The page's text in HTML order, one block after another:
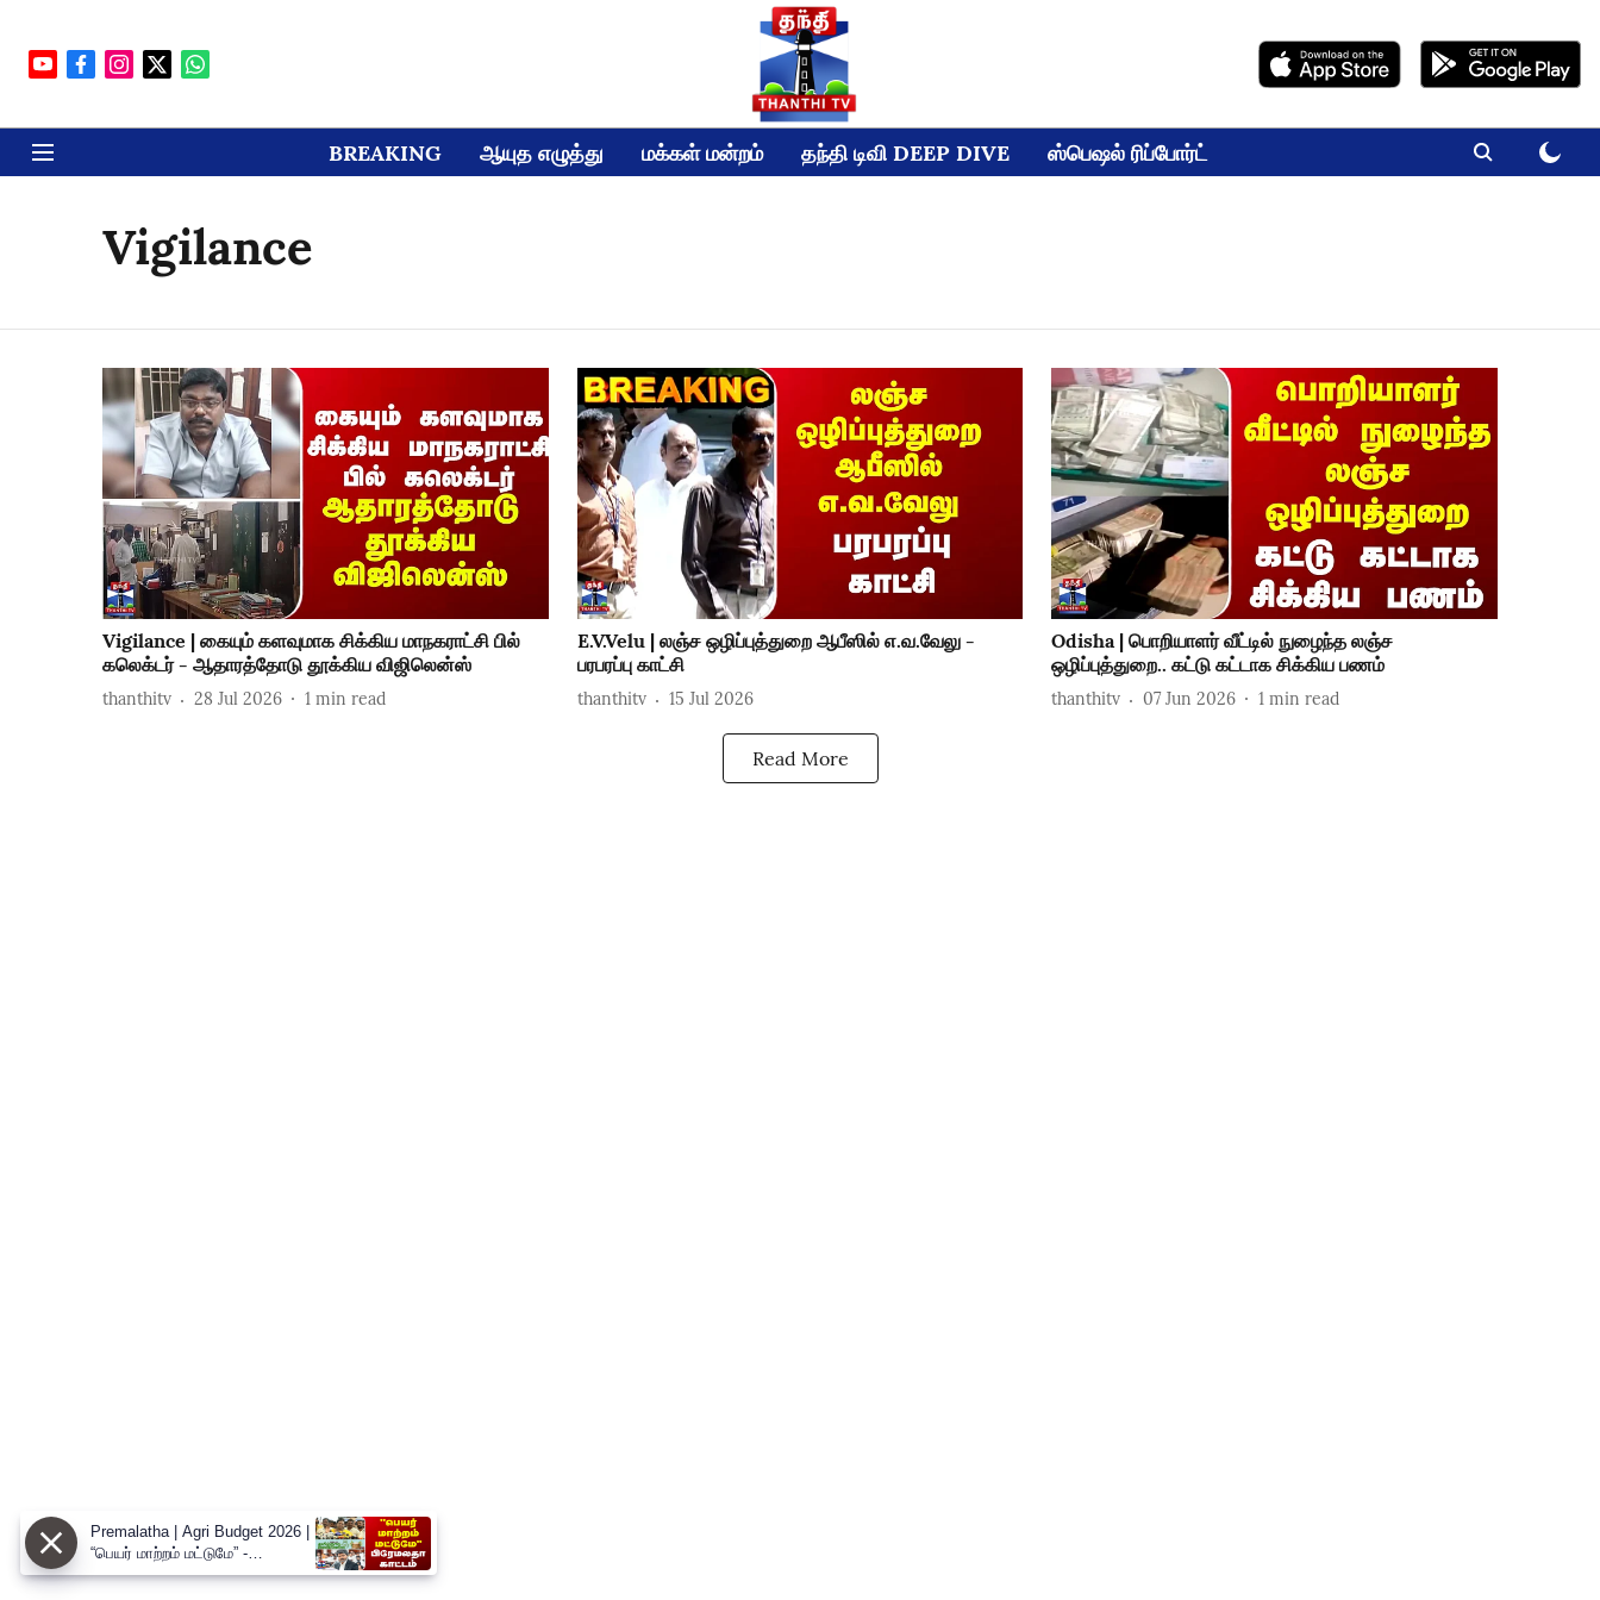
BREAKING ஆயுத எழுத்து மக்கள் மன்றம் தந்தி டிவி DEEP DIVE ஸ்பெஷல் ரிப்போர்ட்
Vigilance
Vigilance | கையும் களவுமாக சிக்கிய மாநகராட்சி பில்
கலெக்டர் - ஆதாரத்தோடு தூக்கிய விஜிலென்ஸ்
thanthitv 28 Jul 2026 1 min read
E.V.Velu | லஞ்ச ஒழிப்புத்துறை ஆபீஸில் எ.வ.வேலு -
பரபரப்பு காட்சி
thanthitv 15 Jul 2026
Odisha | பொறியாளர் வீட்டில் நுழைந்த லஞ்ச
ஒழிப்புத்துறை.. கட்டு கட்டாக சிக்கிய பணம்
thanthitv 07 Jun 2026 1 min read
Read More
Premalatha | Agri Budget 2026 |
“பெயர் மாற்றம் மட்டுமே” -
வேளாண் பட்ஜெட்டை சாடிய